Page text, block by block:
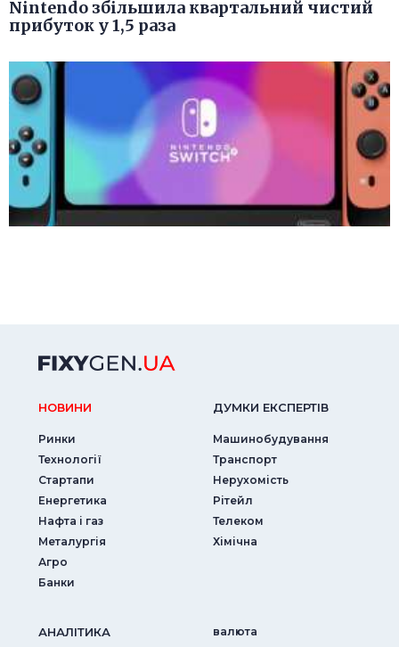
Nintendo збільшила квартальний чистий
прибуток у 1,5 раза
НОВИНИ
Ринки
Технології
Стартапи
Енергетика
Нафта і газ
Металургія
Агро
Банки
ДУМКИ ЕКСПЕРТIВ
Машинобудування
Транспорт
Нерухомість
Рітейл
Телеком
Хімічна
АНАЛIТИКА
валюта